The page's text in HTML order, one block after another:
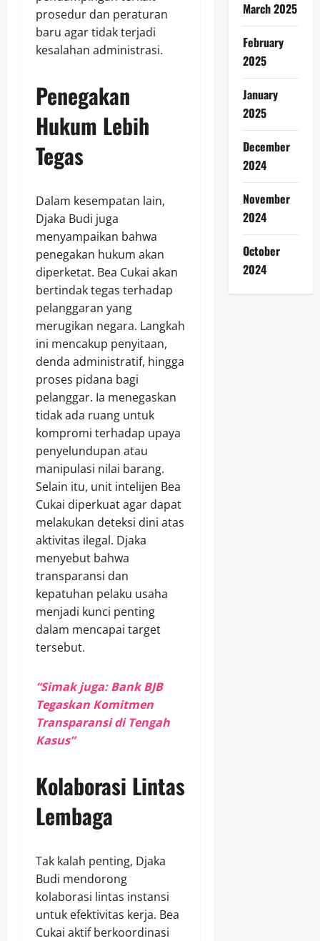
prosedur dan peraturan
baru agar tidak terjadi
kesalahan administrasi.
Penegakan
Hukum Lebih
Tegas
Dalam kesempatan lain,
Djaka Budi juga
menyampaikan bahwa
penegakan hukum akan
diperketat. Bea Cukai akan
bertindak tegas terhadap
pelanggaran yang
merugikan negara. Langkah
ini mencakup penyitaan,
denda administratif, hingga
proses pidana bagi
pelanggar. Ia menegaskan
tidak ada ruang untuk
kompromi terhadap upaya
penyelundupan atau
manipulasi nilai barang.
Selain itu, unit intelijen Bea
Cukai diperkuat agar dapat
melakukan deteksi dini atas
aktivitas ilegal. Djaka
menyebut bahwa
transparansi dan
kepatuhan pelaku usaha
menjadi kunci penting
dalam mencapai target
tersebut.
“Simak juga: Bank BJB
Tegaskan Komitmen
Transparansi di Tengah
Kasus”
Kolaborasi Lintas
Lembaga
Tak kalah penting, Djaka
Budi mendorong
kolaborasi lintas instansi
untuk efektivitas kerja. Bea
Cukai aktif berkoordinasi
March 2025
February
2025
January
2025
December
2024
November
2024
October
2024